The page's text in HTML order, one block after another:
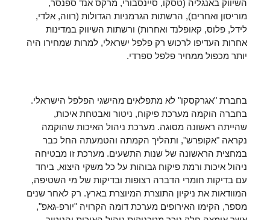
השיווק באנגליה (טסקו, סיינסבורי, מרקס אנד ספנסר,
מוריסון ואחרים), הרשתות הגרמניות הגדולות (רווה, אלדי,
לידל, פלוס, קאופלנד ואחרות) ורשתות השיווק במדינות
אחרות העדיפו לרכוש רק פלפל ישראלי, למרות שמחירו היה
יותר מכפול ממחיר פלפל ספרדי.
בחברת "אגרקסקו" לא מתפלאים מהישגי הפלפל הישראלי.
בחברה הוקמה מערכת פיקוח, ניטור ואבטחת איכות,
שהייתה ראשונה מסוגה. מערכת ניהול האיכות שהוקמה
נקראה "אקופרש", ותהליך הקמתה והטמעתה החל כבר
במחצית הראשונה של שנות התשעים. מערכת זו מבטיחה
ניהול איכות ורמת פיקוח גבוהות על כל משקי היצוא, ביחד
עם בדיקות חומרי הדברה רצופות ובדיקות של מי השטיפה,
המוודאות את ניקיון התוצרת המיוצרת בארץ. רק לאחר שנים
מספר, הקימו האירופים מערכת דומה הקרויה "יורפ-גאפ",